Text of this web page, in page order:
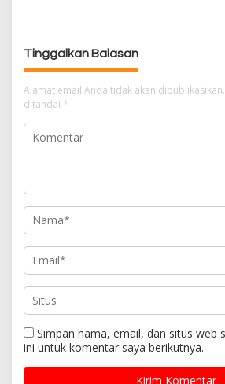
p
s
Tinggalkan Balasan
Alamat email Anda tidak akan dipublikasikan.
ditandai *
Simpan nama, email, dan situs web
ini untuk komentar saya berikutnya.